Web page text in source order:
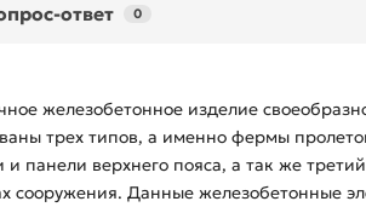
ответ 0
железобетонное изделие
трех типов, а именно фермы
панели верхнего пояса, а так же
сооружения. Данные железобетонные